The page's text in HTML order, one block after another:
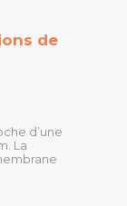
de
d’une
La